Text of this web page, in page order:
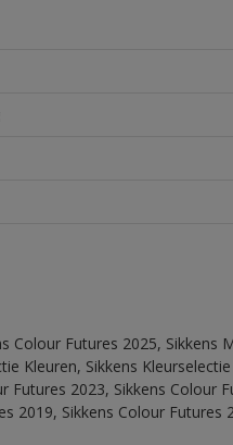
Colour Futures 2025, Sikkens
Kleuren, Sikkens
Futures 2023, Sikkens Colour
2019, Sikkens Colour Futures